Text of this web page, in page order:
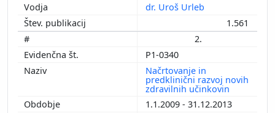
dr. Uroš Urleb
1.561
2.
P1-0340
Načrtovanje in
predklinični razvoj novih
zdravilnih učinkovin
1.1.2009 - 31.12.2013